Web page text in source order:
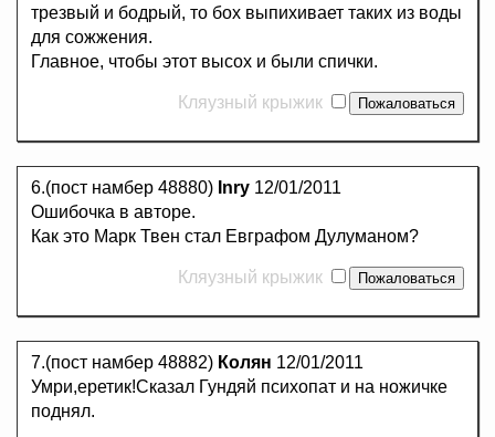
трезвый и бодрый, то бох выпихивает таких из воды
для сожжения.
Главное, чтобы этот высох и были спички.
Кляузный крыжик
6.(пост намбер 48880) Inry 12/01/2011
Ошибочка в авторе.
Как это Марк Твен стал Евграфом Дулуманом?
Кляузный крыжик
7.(пост намбер 48882) Колян 12/01/2011
Умри,еретик!Сказал Гундяй психопат и на ножичке
поднял.